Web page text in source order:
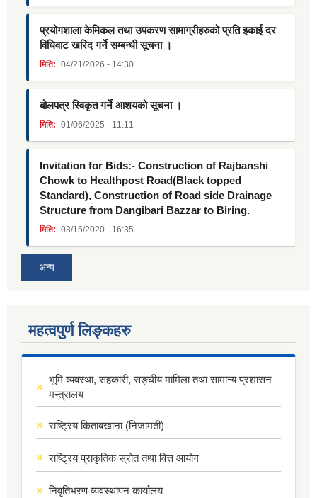
प्रयोगशाला केमिकल तथा उपकरण सामाग्रीहरुको प्रति इकाई दर
विधिवाट खरिद गर्ने सम्बन्धी सूचना ।
मिति: 04/21/2026 - 14:30
बोलपत्र स्विकृत गर्ने आशयको सूचना ।
मिति: 01/06/2025 - 11:11
Invitation for Bids:- Construction of Rajbanshi
Chowk to Healthpost Road(Black topped
Standard), Construction of Road side Drainage
Structure from Dangibari Bazzar to Biring.
मिति: 03/15/2020 - 16:35
अन्य
महत्वपुर्ण लिङ्कहरु
भूमि व्यवस्था, सहकारी, सङ्घीय मामिला तथा सामान्य प्रशासन
मन्त्रालय
राष्ट्रिय किताबखाना (निजामती)
राष्ट्रिय प्राकृतिक स्रोत तथा वित्त आयोग
निवृतिभरण व्यवस्थापन कार्यालय